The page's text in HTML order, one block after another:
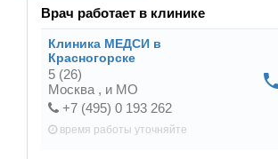
Врач работает в клинике
Клиника МЕДСИ в
Красногорске
5 (26)
Москва , и МО
+7 (495) 0 193 262
время работы уточняйте